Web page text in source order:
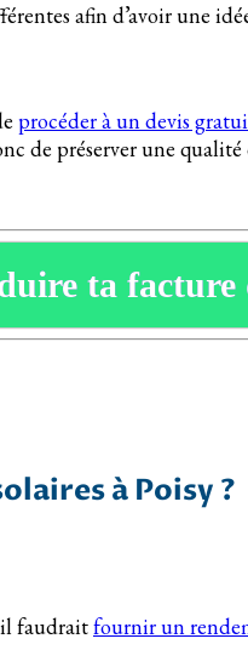
afin d’avoir une
procéder à un devis
de préserver une
ta facture
à Poisy ?
il faudraitfournir un